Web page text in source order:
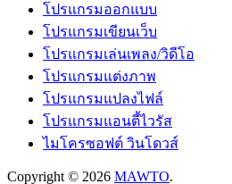
โปรแกรมออกแบบ
โปรแกรมเขียนเว็บ
โปรแกรมเล่นเพลง/วิดีโอ
โปรแกรมแต่งภาพ
โปรแกรมแปลงไฟล์
โปรแกรมแอนตี้ไวรัส
ไมโครซอฟต์ วินโดวส์
Copyright © 2026 MAWTO.